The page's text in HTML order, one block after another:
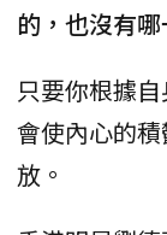
的，也沒有
只要你根據
會使內心的
放。